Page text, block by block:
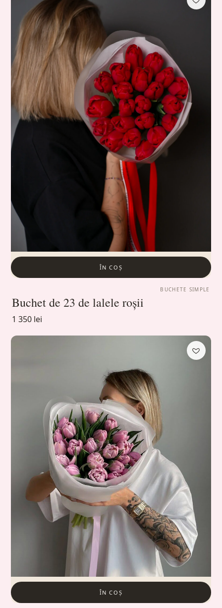
ÎN COȘ
BUCHETE SIMPLE
Buchet de 23 de lalele roșii
1 350 lei
ÎN COȘ